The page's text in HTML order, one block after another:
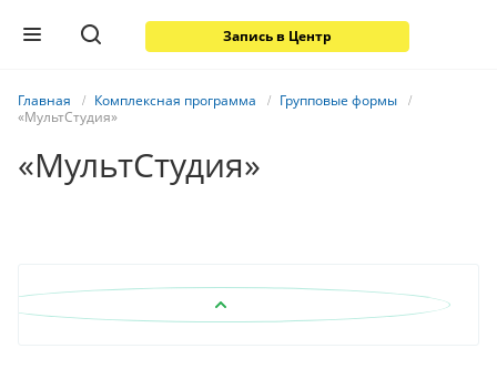
Запись в Центр
Главная Комплексная программа
Групповые формы
«МультСтудия»
«МультСтудия»